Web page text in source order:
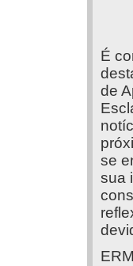
É
de
se
sua